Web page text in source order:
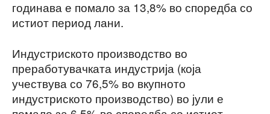
годинава е помало за 13,8% во споредба со
истиот период лани.
Индустриското производство во
преработувачката индустрија (која
учествува со 76,5% во вкупното
индустриското производство) во јули е